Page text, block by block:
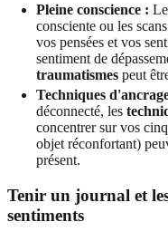
Pleine conscience :
consciente ou les
vos pensées et vos
sentiment de
traumatismes peut
Techniques
déconnecté, les
concentrer sur vos
objet réconfortant)
présent.
Tenir un journal et
sentiments